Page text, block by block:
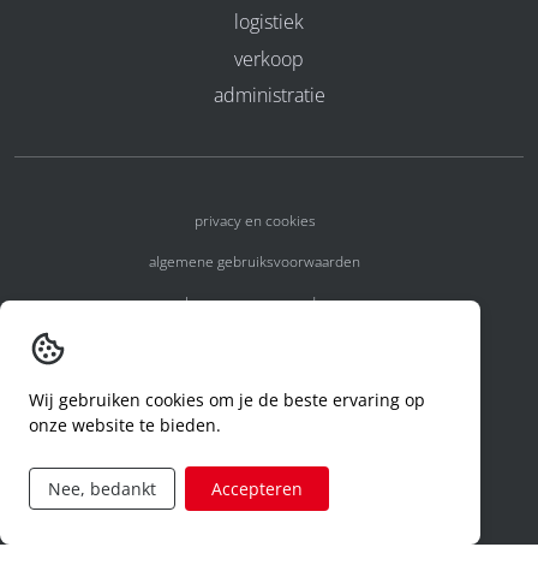
logistiek
verkoop
administratie
privacy en cookies
algemene gebruiksvoorwaarden
algemene voorwaarden
code of conduct
aanvraag rechten ivm privacy
Wij gebruiken cookies om je de beste ervaring op
onze website te bieden.
Nee, bedankt Accepteren